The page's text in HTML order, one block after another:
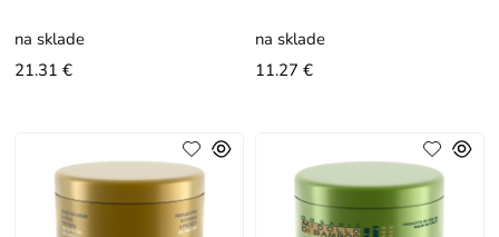
výživu, robí vlasy lesklými,
na sklade
21.31 €
na sklade
11.27 €